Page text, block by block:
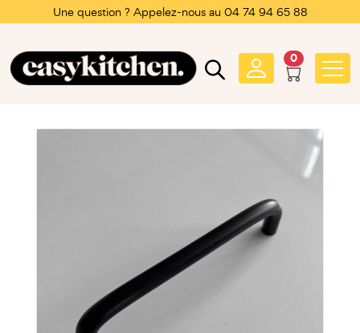
Une question ? Appelez-nous au 04 74 94 65 88
0